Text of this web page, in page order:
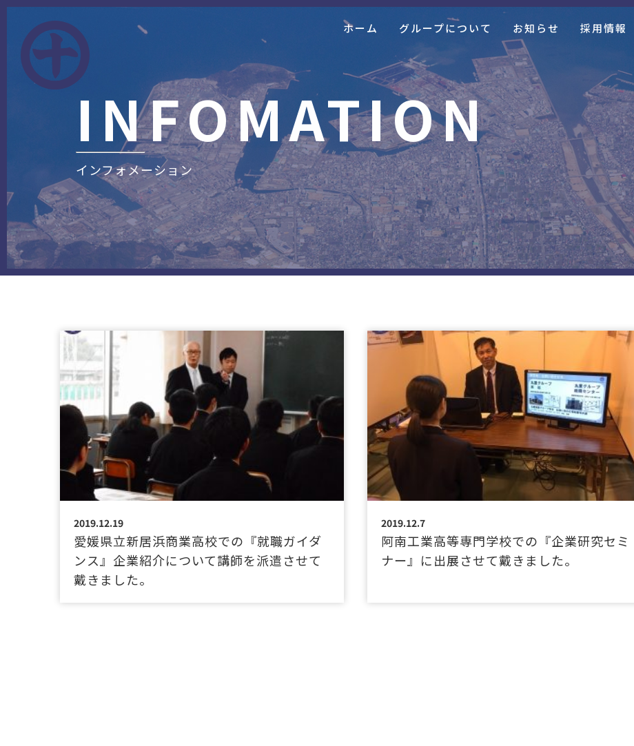
ホーム グループについて お知らせ 採用情報
INFOMATION
インフォメーション
2019.12.19
愛媛県立新居浜商業高校での『就職ガイダ
ンス』企業紹介について講師を派遣させて
戴きました。
2019.12.7
阿南工業高等専門学校での『企業研究セミ
ナー』に出展させて戴きました。